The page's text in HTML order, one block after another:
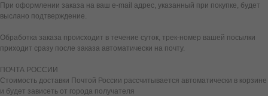
При оформлении заказа на ваш e-mail адрес, указанный при покупке, будет
выслано подтверждение.
Обработка заказа происходит в течение суток, трек-номер вашей посылки
приходит сразу после заказа автоматически на почту.
ПОЧТА РОССИИ
Стоимость доставки Почтой России рассчитывается автоматически в корзине
и будет зависеть от города получателя